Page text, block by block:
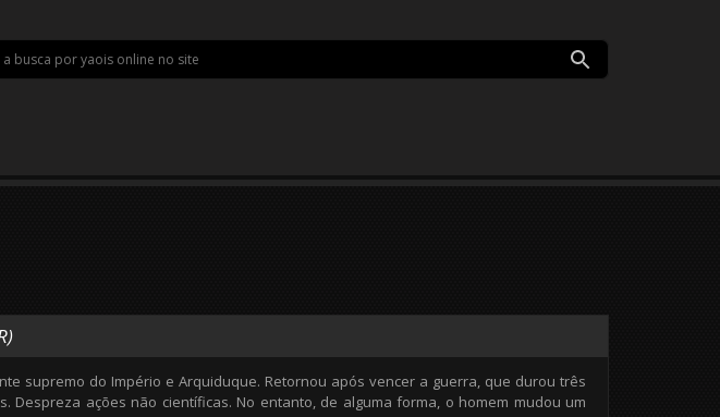
supremo do Império e Arquiduque. Retornou após vencer a guerra, que durou três
Despreza ações não científicas. No entanto, de alguma forma, o homem mudou um